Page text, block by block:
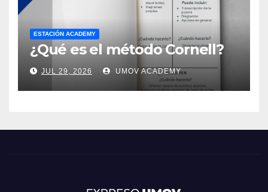
ESTACIÓN ACADEMY
¿Qué es el método Cornell?
JUL 29, 2026 UMOV ACADEMY